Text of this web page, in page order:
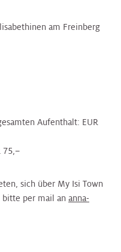
am Freinberg
Aufenthalt: EUR
75,–
sich über My Isi Town
bitte per mail an anna-